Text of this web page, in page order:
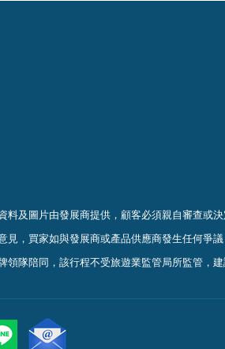
料及圖片由發展商提供，顧客必須親自審查或
，買家如與發展商或產品供應商發生任何爭議
隊陪同，該行程不受旅遊業監管局所監管，